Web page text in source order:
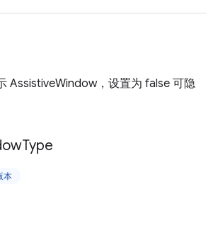
AssistiveWindow，设置为 false 可隐
Type
本